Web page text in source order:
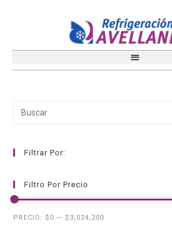
Filtrar Por:
Filtro Por Precio
PRECIO:$0 —$3,024,200